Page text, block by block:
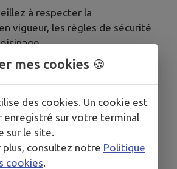
à respecter la
vigueur, les règles de sécurité
des sanctions peuvent être
et à tous de faire preuve de
la qualité de vie de
mes cookies 🍪
des cookies. Un cookie est
enregistré sur votre terminal
sur le site.
plus, consultez notre Politique
cookies.